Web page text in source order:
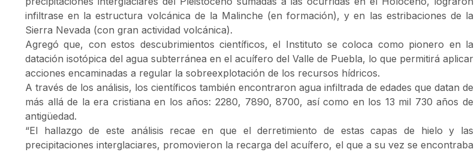
infiltrase en la estructura volcánica de la Malinche (en formación), y en las estribaciones de la
Sierra Nevada (con gran actividad volcánica).
Agregó que, con estos descubrimientos científicos, el Instituto se coloca como pionero en la
datación isotópica del agua subterránea en el acuífero del Valle de Puebla, lo que permitirá aplicar
acciones encaminadas a regular la sobreexplotación de los recursos hídricos.
A través de los análisis, los científicos también encontraron agua infiltrada de edades que datan de
más allá de la era cristiana en los años: 2280, 7890, 8700, así como en los 13 mil 730 años de
antigüedad.
“El hallazgo de este análisis recae en que el derretimiento de estas capas de hielo y las
precipitaciones interglaciares, promovieron la recarga del acuífero, el que a su vez se encontraba